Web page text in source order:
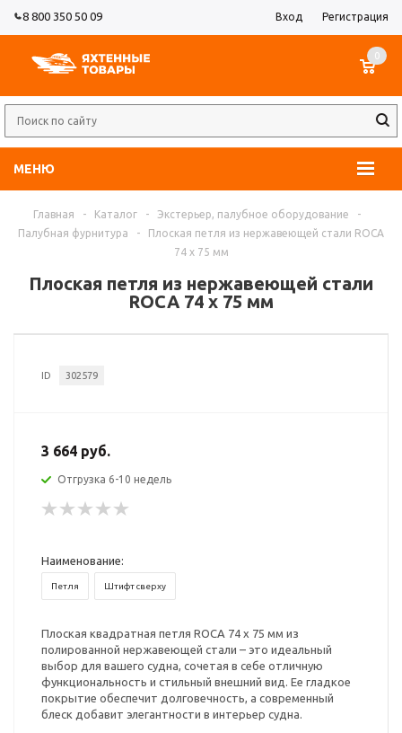
8 800 350 50 09 Вход Регистрация
МЕНЮ
0
Главная - Каталог - Экстерьер, палубное оборудование
-
Палубная фурнитура
-
Плоская петля из нержавеющей стали ROCA
74 x 75 мм
Плоская петля из нержавеющей стали
ROCA 74 x 75 мм
ID 302579
3 664 руб.
Отгрузка 6-10 недель
Наименование:
Петля Штифт сверху
Плоская квадратная петля ROCA 74 x 75 мм из
полированной нержавеющей стали – это идеальный
выбор для вашего судна, сочетая в себе отличную
функциональность и стильный внешний вид. Ее гладкое
покрытие обеспечит долговечность, а современный
блеск добавит элегантности в интерьер судна.